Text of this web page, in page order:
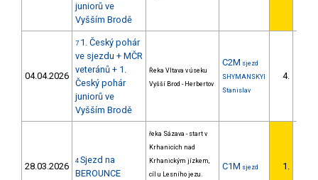
juniorů ve
Vyšším Brodě
04.04.2026
7 1. Český pohár
ve sjezdu + MČR
veteránů + 1.
Český pohár
juniorů ve
Vyšším Brodě
Řeka Vltava v úseku
Vyšší Brod - Herbertov
C2M sjezd
SHYMANSKYI
Stanislav
4.
28.03.2026 4 Sjezd na
BEROUNCE
řeka Sázava - start v
Krhanicích nad
Krhanickým jízkem,
cíl u Lesního jezu.
C1M sjezd 1.